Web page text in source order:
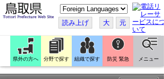
こ
の
ペ
ー
ジ
翻
訳
す
る
読み上げ 大 元
県外の方へ 分野で探す 組織で探す 防災 緊急 メニュー